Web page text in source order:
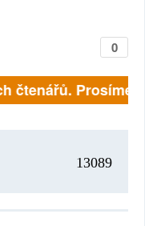
0
Prosíme,
13089